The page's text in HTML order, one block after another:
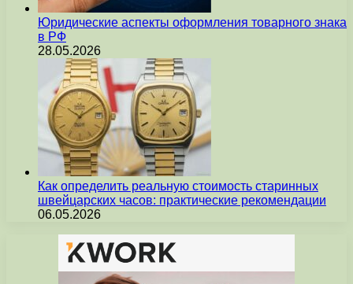
Юридические аспекты оформления товарного знака
в РФ
28.05.2026
Как определить реальную стоимость старинных
швейцарских часов: практические рекомендации
06.05.2026